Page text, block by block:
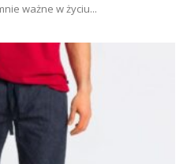
ważne w życiu...